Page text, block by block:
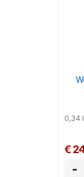
0,34 l
€
-